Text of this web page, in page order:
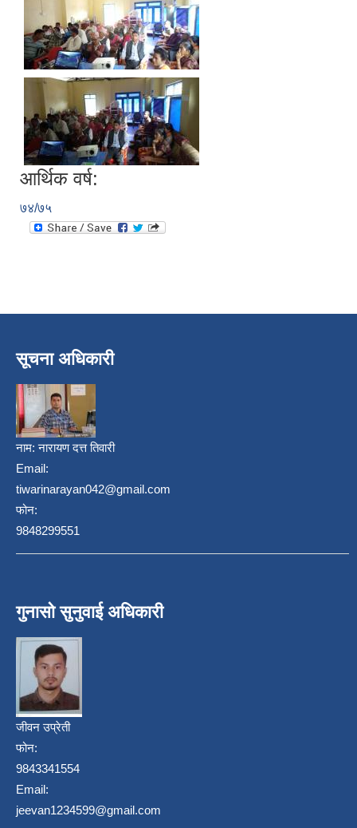
आर्थिक वर्ष:
७४/७५
सूचना अधिकारी
नाम:नारायण दत्त तिवारी
Email:
tiwarinarayan042@gmail.com
फोन:
9848299551
गुनासो सुनुवाई अधिकारी
जीवन उप्रेती
फोन:
9843341554
Email:
jeevan1234599@gmail.com